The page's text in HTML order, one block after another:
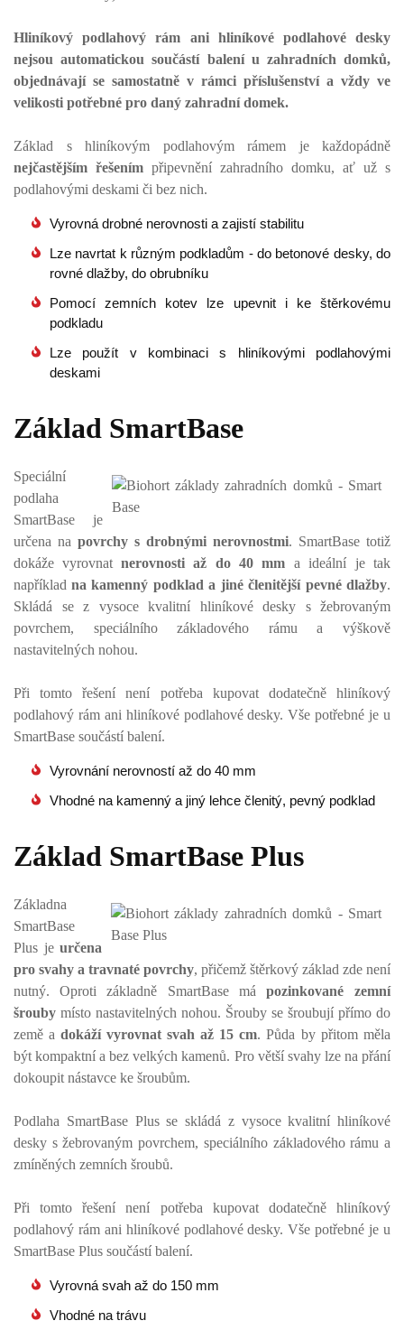
Hliníkový podlahový rám ani hliníkové podlahové desky
nejsou automatickou součástí balení u zahradních domků,
objednávají se samostatně v rámci příslušenství a vždy ve
velikosti potřebné pro daný zahradní domek.
Základ s hliníkovým podlahovým rámem je každopádně
nejčastějším řešením připevnění zahradního domku, ať už s
podlahovými deskami či bez nich.
Vyrovná drobné nerovnosti a zajistí stabilitu
Lze navrtat k různým podkladům - do betonové desky, do
rovné dlažby, do obrubníku
Pomocí zemních kotev lze upevnit i ke štěrkovému
podkladu
Lze použít v kombinaci s hliníkovými podlahovými
deskami
Základ SmartBase
Speciální
podlaha
SmartBase je
určena na povrchy s drobnými nerovnostmi. SmartBase totiž
dokáže vyrovnat nerovnosti až do 40 mm a ideální je tak
například na kamenný podklad a jiné členitější pevné dlažby.
Skládá se z vysoce kvalitní hliníkové desky s žebrovaným
povrchem, speciálního základového rámu a výškově
nastavitelných nohou.
Při tomto řešení není potřeba kupovat dodatečně hliníkový
podlahový rám ani hliníkové podlahové desky. Vše potřebné je u
SmartBase součástí balení.
Vyrovnání nerovností až do 40 mm
Vhodné na kamenný a jiný lehce členitý, pevný podklad
Základ SmartBase Plus
Základna
SmartBase
Plus je určena
pro svahy a travnaté povrchy, přičemž štěrkový základ zde není
nutný. Oproti základně SmartBase má pozinkované zemní
šrouby místo nastavitelných nohou. Šrouby se šroubují přímo do
země a dokáží vyrovnat svah až 15 cm. Půda by přitom měla
být kompaktní a bez velkých kamenů. Pro větší svahy lze na přání
dokoupit nástavce ke šroubům.
Podlaha SmartBase Plus se skládá z vysoce kvalitní hliníkové
desky s žebrovaným povrchem, speciálního základového rámu a
zmíněných zemních šroubů.
Při tomto řešení není potřeba kupovat dodatečně hliníkový
podlahový rám ani hliníkové podlahové desky. Vše potřebné je u
SmartBase Plus součástí balení.
Vyrovná svah až do 150 mm
Vhodné na trávu